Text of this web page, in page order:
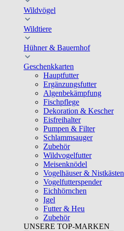
Wildvögel
Wildtiere
Hühner & Bauernhof
Geschenkkarten
Hauptfutter
Ergänzungsfutter
Algenbekämpfung
Fischpflege
Dekoration & Kescher
Eisfreihalter
Pumpen & Filter
Schlammsauger
Zubehör
Wildvogelfutter
Meisenknödel
Vogelhäuser & Nistkästen
Vogelfutterspender
Eichhörnchen
Igel
Futter & Heu
Zubehör
UNSERE TOP-MARKEN